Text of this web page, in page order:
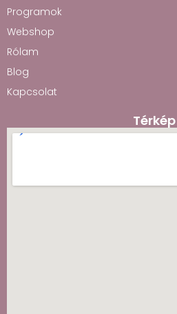
Programok
Webshop
Rólam
Blog
Kapcsolat
Térkép